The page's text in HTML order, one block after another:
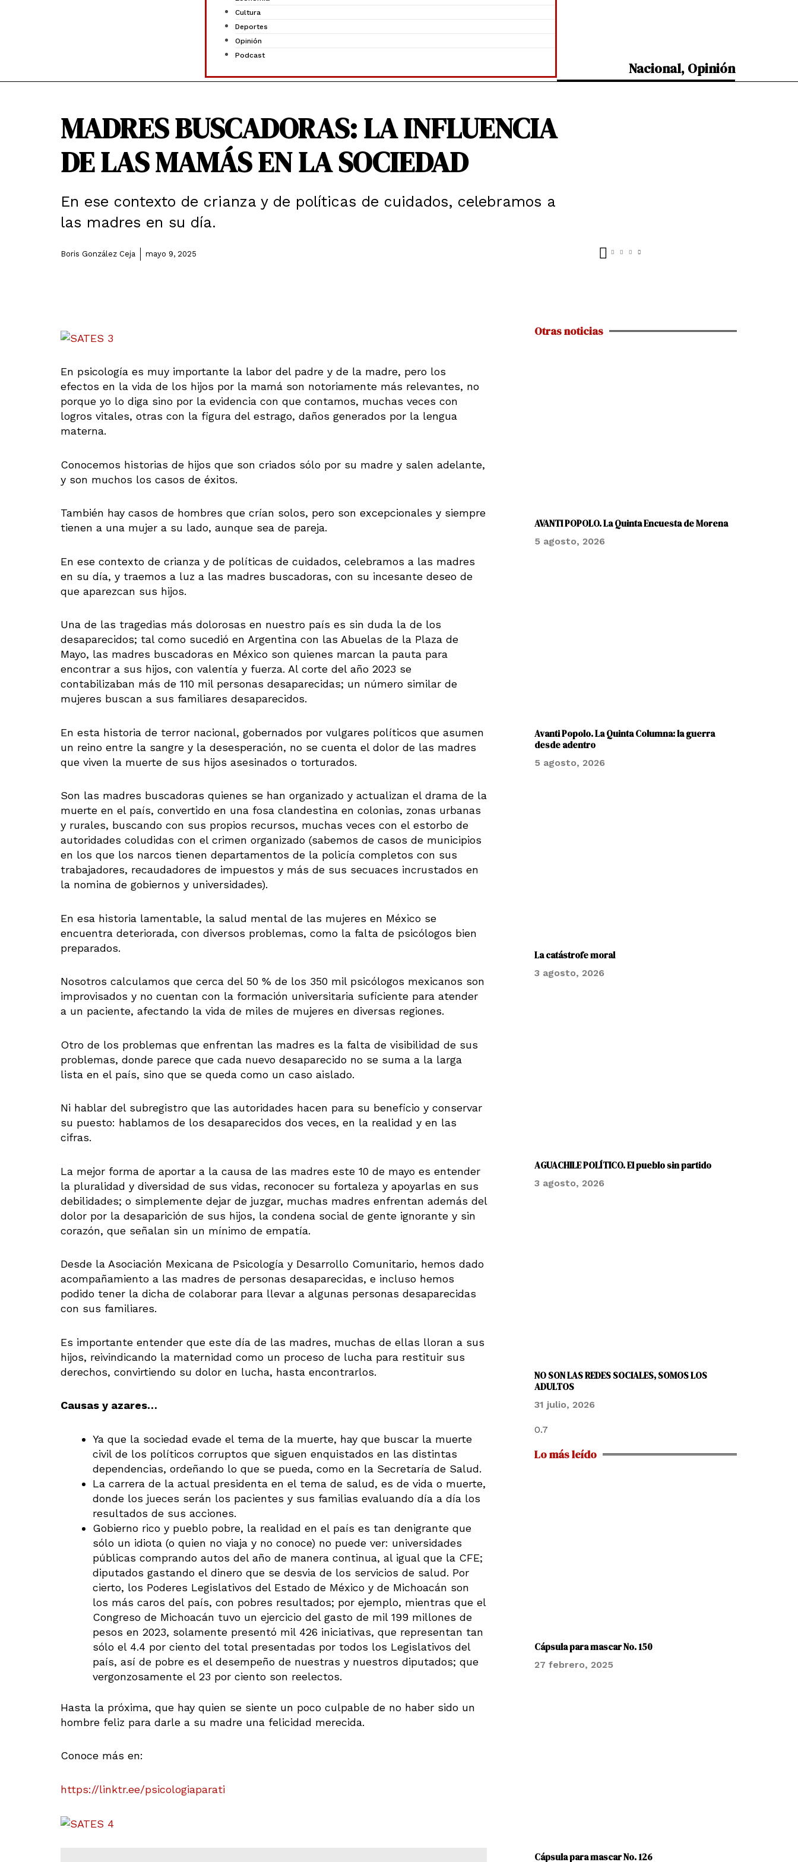
Cultura
Deportes
Opinión
Podcast
Nacional, Opinión
MADRES BUSCADORAS: LA INFLUENCIA
DE LAS MAMÁS EN LA SOCIEDAD
En ese contexto de crianza y de políticas de cuidados, celebramos a
las madres en su día.
Boris González Ceja mayo 9, 2025
En psicología es muy importante la labor del padre y de la madre, pero los
efectos en la vida de los hijos por la mamá son notoriamente más relevantes, no
porque yo lo diga sino por la evidencia con que contamos, muchas veces con
logros vitales, otras con la figura del estrago, daños generados por la lengua
materna.
Conocemos historias de hijos que son criados sólo por su madre y salen adelante,
y son muchos los casos de éxitos.
También hay casos de hombres que crían solos, pero son excepcionales y siempre
tienen a una mujer a su lado, aunque sea de pareja.
En ese contexto de crianza y de políticas de cuidados, celebramos a las madres
en su día, y traemos a luz a las madres buscadoras, con su incesante deseo de
que aparezcan sus hijos.
Una de las tragedias más dolorosas en nuestro país es sin duda la de los
desaparecidos; tal como sucedió en Argentina con las Abuelas de la Plaza de
Mayo, las madres buscadoras en México son quienes marcan la pauta para
encontrar a sus hijos, con valentía y fuerza. Al corte del año 2023 se
contabilizaban más de 110 mil personas desaparecidas; un número similar de
mujeres buscan a sus familiares desaparecidos.
En esta historia de terror nacional, gobernados por vulgares políticos que asumen
un reino entre la sangre y la desesperación, no se cuenta el dolor de las madres
que viven la muerte de sus hijos asesinados o torturados.
Son las madres buscadoras quienes se han organizado y actualizan el drama de la
muerte en el país, convertido en una fosa clandestina en colonias, zonas urbanas
y rurales, buscando con sus propios recursos, muchas veces con el estorbo de
autoridades coludidas con el crimen organizado (sabemos de casos de municipios
en los que los narcos tienen departamentos de la policía completos con sus
trabajadores, recaudadores de impuestos y más de sus secuaces incrustados en
la nomina de gobiernos y universidades).
En esa historia lamentable, la salud mental de las mujeres en México se
encuentra deteriorada, con diversos problemas, como la falta de psicólogos bien
preparados.
Nosotros calculamos que cerca del 50 % de los 350 mil psicólogos mexicanos son
improvisados y no cuentan con la formación universitaria suficiente para atender
a un paciente, afectando la vida de miles de mujeres en diversas regiones.
Otro de los problemas que enfrentan las madres es la falta de visibilidad de sus
problemas, donde parece que cada nuevo desaparecido no se suma a la larga
lista en el país, sino que se queda como un caso aislado.
Ni hablar del subregistro que las autoridades hacen para su beneficio y conservar
su puesto: hablamos de los desaparecidos dos veces, en la realidad y en las
cifras.
La mejor forma de aportar a la causa de las madres este 10 de mayo es entender
la pluralidad y diversidad de sus vidas, reconocer su fortaleza y apoyarlas en sus
debilidades; o simplemente dejar de juzgar, muchas madres enfrentan además del
dolor por la desaparición de sus hijos, la condena social de gente ignorante y sin
corazón, que señalan sin un mínimo de empatía.
Desde la Asociación Mexicana de Psicología y Desarrollo Comunitario, hemos dado
acompañamiento a las madres de personas desaparecidas, e incluso hemos
podido tener la dicha de colaborar para llevar a algunas personas desaparecidas
con sus familiares.
Es importante entender que este día de las madres, muchas de ellas lloran a sus
hijos, reivindicando la maternidad como un proceso de lucha para restituir sus
derechos, convirtiendo su dolor en lucha, hasta encontrarlos.
Causas y azares…
Ya que la sociedad evade el tema de la muerte, hay que buscar la muerte
civil de los políticos corruptos que siguen enquistados en las distintas
dependencias, ordeñando lo que se pueda, como en la Secretaría de Salud.
La carrera de la actual presidenta en el tema de salud, es de vida o muerte,
donde los jueces serán los pacientes y sus familias evaluando día a día los
resultados de sus acciones.
Gobierno rico y pueblo pobre, la realidad en el país es tan denigrante que
sólo un idiota (o quien no viaja y no conoce) no puede ver: universidades
públicas comprando autos del año de manera continua, al igual que la CFE;
diputados gastando el dinero que se desvia de los servicios de salud. Por
cierto, los Poderes Legislativos del Estado de México y de Michoacán son
los más caros del país, con pobres resultados; por ejemplo, mientras que el
Congreso de Michoacán tuvo un ejercicio del gasto de mil 199 millones de
pesos en 2023, solamente presentó mil 426 iniciativas, que representan tan
sólo el 4.4 por ciento del total presentadas por todos los Legislativos del
país, así de pobre es el desempeño de nuestras y nuestros diputados; que
vergonzosamente el 23 por ciento son reelectos.
Hasta la próxima, que hay quien se siente un poco culpable de no haber sido un
hombre feliz para darle a su madre una felicidad merecida.
Conoce más en:
https://linktr.ee/psicologiaparati
Otras noticias
AVANTI POPOLO. La Quinta Encuesta de Morena
5 agosto, 2026
Avanti Popolo. La Quinta Columna: la guerra
desde adentro
5 agosto, 2026
La catástrofe moral
3 agosto, 2026
AGUACHILE POLÍTICO. El pueblo sin partido
3 agosto, 2026
NO SON LAS REDES SOCIALES, SOMOS LOS
ADULTOS
31 julio, 2026
Lo más leído
Cápsula para mascar No. 150
27 febrero, 2025
Cápsula para mascar No. 126